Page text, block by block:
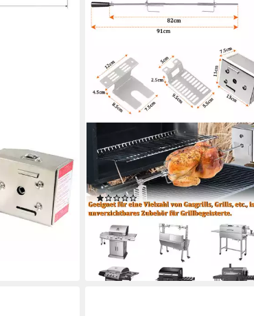
(120
Smoker
bei dir
Grillspieß Edelstahl Spieß Set 107cm
BBQ Fleischklammer mit Motor
Drehspieß (Fleischnadeln, 2-St)
(1)
ab 39,99 € UVP79,99 €
-50%
lieferbar - in 6-7 Werktagen bei dir